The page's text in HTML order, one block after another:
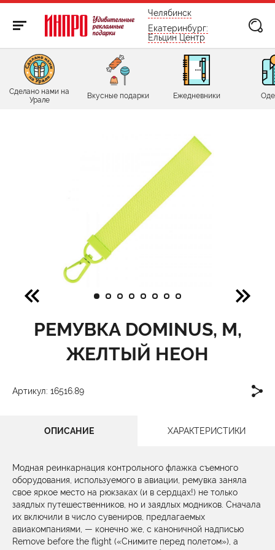
бесплатно по России
Челябинск
Екатеринбург:
Ельцин Центр
Сделано нами на
Урале
Вкусные подарки Ежедневники
РЕМУВКА DOMINUS, М,
ЖЕЛТЫЙ НЕОН
Артикул: 16516.89
ОПИСАНИЕ ХАРАКТЕРИСТИКИ
Модная реинкарнация контрольного флажка съемного
оборудования, используемого в авиации, ремувка заняла
свое яркое место на рюкзаках (и в сердцах!) не только
заядлых путешественников, но и заядлых модников. Сначала
их включили в число сувениров, предлагаемых
авиакомпаниями, — конечно же, с каноничной надписью
Remove before the flight («Снимите перед полетом»), а